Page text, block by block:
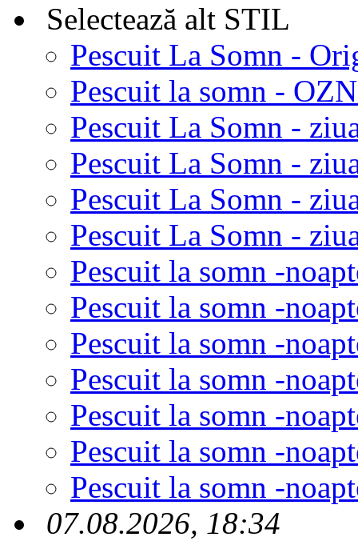
Selectează alt STIL
Pescuit La Somn -
Pescuit la somn -
Pescuit La Somn -
Pescuit La Somn -
Pescuit La Somn -
Pescuit La Somn -
Pescuit la somn -
Pescuit la somn -
Pescuit la somn -
Pescuit la somn -
Pescuit la somn -
Pescuit la somn -
Pescuit la somn -
07.08.2026, 18:34